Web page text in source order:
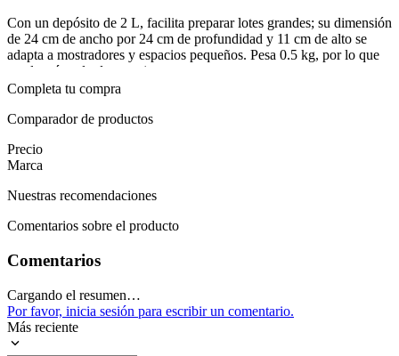
Con un depósito de 2 L, facilita preparar lotes grandes; su dimensión
de 24 cm de ancho por 24 cm de profundidad y 11 cm de alto se
adapta a mostradores y espacios pequeños. Pesa 0.5 kg, por lo que
resulta cómodo de manejar.
durabilidad razonable; además, ofrece garantía de 12 meses y un
simplifica la preparación de recetas que requieren cortes variados y
consistentes, evitando el desorden de herramientas sueltas. La
almacenamiento, al ocupar menos espacio que varios utensilios.
Completa tu compra
Comparador de productos
Precio
Marca
Nuestras recomendaciones
Comentarios sobre el producto
Comentarios
Cargando el resumen…
Por favor, inicia sesión para escribir un comentario.
Más reciente